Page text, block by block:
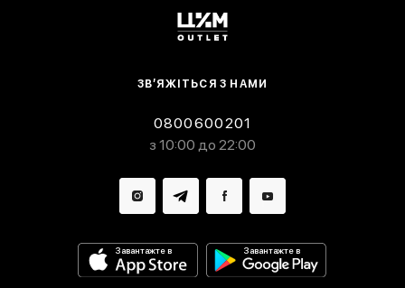
ЗВ’ЯЖІТЬСЯ З НАМИ
0800600201
з 10:00 до 22:00
Завантажте в Завантажте в